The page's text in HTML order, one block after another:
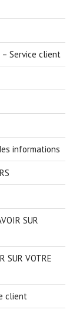
– Service client
informations
SUR
SUR VOTRE
client